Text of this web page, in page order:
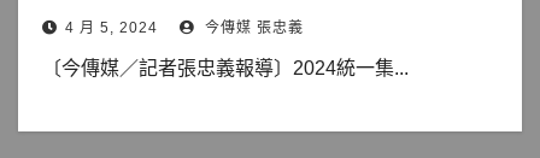
4 月 5, 2024 今傳媒 張忠義
〔今傳媒／記者張忠義報導〕2024統一集...